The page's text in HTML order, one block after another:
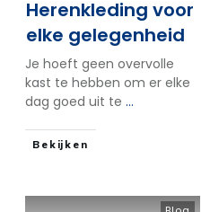
Herenkleding voor
elke gelegenheid
Je hoeft geen overvolle
kast te hebben om er elke
dag goed uit te ...
Bekijken